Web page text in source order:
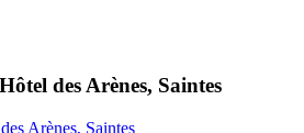
des Arènes, Saintes
Arènes, Saintes